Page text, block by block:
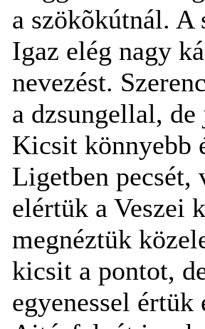
a szökõkútnál. A
Igaz elég nagy
nevezést.
a dzsungellal,
Kicsit könnyebb
Ligetben pecsét,
elértük a Veszei
megnéztük
kicsit a pontot,
egyenessel